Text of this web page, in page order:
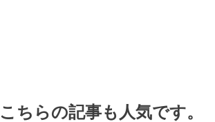
こちらの記事も人気です。